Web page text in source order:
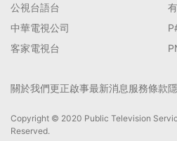
公視台語台
中華電視公司
客家電視台
關於我們更正啟事最新消息服務條款
Copyright © 2020 Public Television
Reserved.